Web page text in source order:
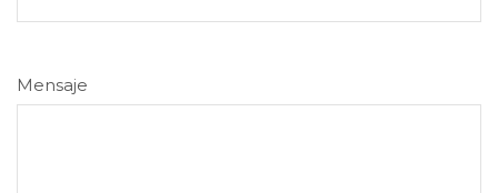
Mensaje